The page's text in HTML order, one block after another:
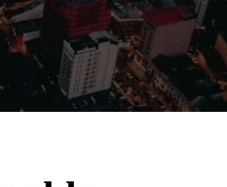
Nos Cinemas Filmes Séries